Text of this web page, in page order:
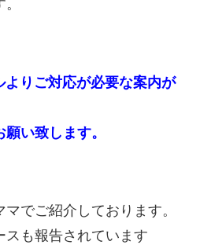
よりご対応が必要な案内が
い致します。
でご紹介しております。
も報告されています